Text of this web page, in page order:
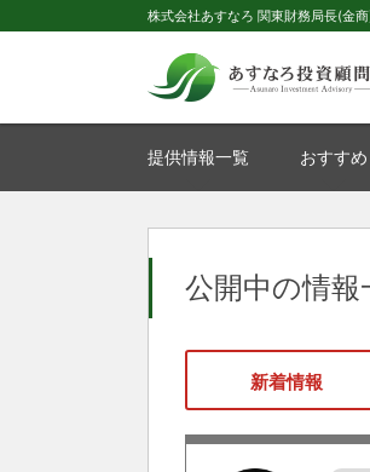
株式会社あすなろ 関東財務局長(金
提供情報一覧 おすすめ
公開中の情報
新着情報